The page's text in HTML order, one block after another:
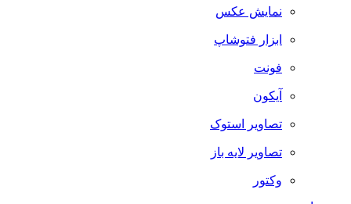
نمایش عکس
ابزار فتوشاپ
فونت
آیکون
تصاویر استوک
تصاویر لایه باز
وکتور